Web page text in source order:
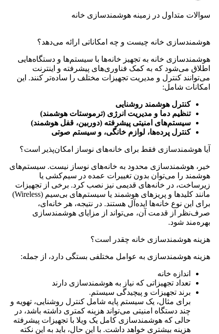
سوالات متداول در زمینه هوشمندسازی خانه
هوشمندسازی خانه چیست و چه امکاناتی ارائه می‌دهد؟
هوشمندسازی خانه به تجهیز خانه‌ها با سیستم‌ها و دستگاه‌هایی
اطلاق می‌شود که به کمک فناوری‌های پیشرفته و اینترنت
می‌توانند کنترل و مدیریت تجهیزات مختلف را ساده‌تر کنند. این
امکانات شامل:
کنترل هوشمند روشنایی
تنظیم دما و مدیریت انرژی (ترموستات هوشمند)
سیستم‌های امنیتی پیشرفته (دوربین، قفل هوشمند)
کنترل پرده‌ها، لوازم خانگی، و سیستم صوتی
آیا هوشمندسازی فقط برای خانه‌های نوساز امکان‌پذیر است؟
خیر، هوشمندسازی محدود به خانه‌های نوساز نیست. سیستم‌های
هوشمند را می‌توان بدون تغییرات عمده در سیم‌کشی یا
زیرساخت، در خانه‌های قدیمی نیز نصب کرد. برخی از تجهیزات
مانند کلیدها و پریزهای هوشمند یا سیستم‌های بی‌سیم (Wireless)
برای این نوع خانه‌ها ایده‌آل هستند. در نتیجه، هر خانه‌ای،
صرف‌نظر از قدمت آن، می‌تواند از مزایای هوشمندسازی
بهره‌مند شود.
هزینه هوشمندسازی خانه چقدر است؟
هزینه هوشمندسازی به عوامل مختلفی بستگی دارد، از جمله:
اندازه خانه
تعداد تجهیزاتی که نیاز به هوشمندسازی دارند
برند تجهیزات و پیچیدگی سیستم.
برای مثال، یک سیستم پایه شامل کنترل روشنایی، تهویه و
چند دستگاه امنیتی می‌تواند هزینه کمتری داشته باشد، در
حالی که هوشمندسازی کامل یک ویلا با تجهیزات پیشرفته
هزینه بیشتری خواهد داشت. با این حال، باید به این نکته